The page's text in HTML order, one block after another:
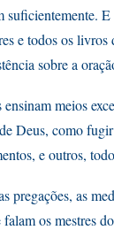
suficientemente.
e todos os livros
sobre a
meios
Deus, como
e outros,
pregações, as
os mestres